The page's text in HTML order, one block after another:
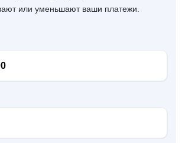
или уменьшают ваши платежи.